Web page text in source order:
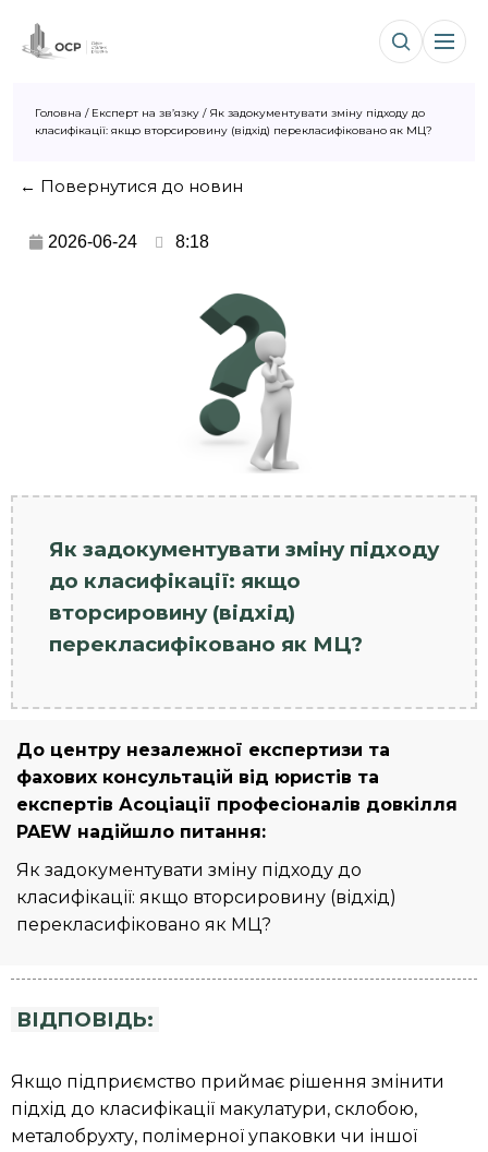
Головна / Експерт на зв’язку / Як задокументувати зміну підходу до
класифікації: якщо вторсировину (відхід) перекласифіковано як МЦ?
← Повернутися до новин
2026-06-24 8:18
Як задокументувати зміну підходу
до класифікації: якщо
вторсировину (відхід)
перекласифіковано як МЦ?
До центру незалежної експертизи та
фахових консультацій від юристів та
експертів Асоціації професіоналів довкілля
PAEW надійшло питання:
Як задокументувати зміну підходу до
класифікації: якщо вторсировину (відхід)
перекласифіковано як МЦ?
ВІДПОВІДЬ:
Якщо підприємство приймає рішення змінити
підхід до класифікації макулатури, склобою,
металобрухту, полімерної упаковки чи іншої